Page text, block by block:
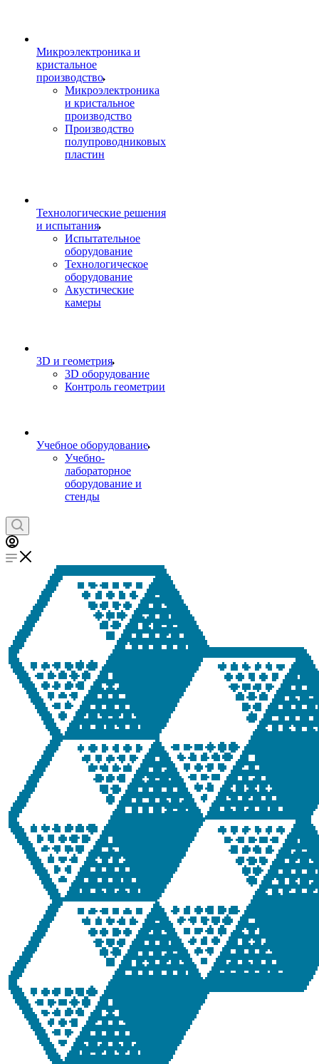
Микроэлектроника и
кристальное
производство
Микроэлектроника
и кристальное
производство
Производство
полупроводниковых
пластин
Технологические решения
и испытания
Испытательное
оборудование
Технологическое
оборудование
Акустические
камеры
3D и геометрия
3D оборудование
Контроль геометрии
Учебное оборудование
Учебно-
лабораторное
оборудование и
стенды